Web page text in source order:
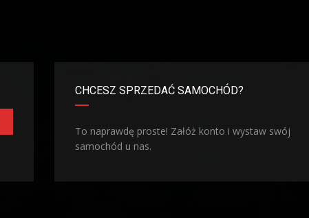
CHCESZ SPRZEDAĆ SAMOCHÓD?
To naprawdę proste! Załóż konto i wystaw swój
samochód u nas.